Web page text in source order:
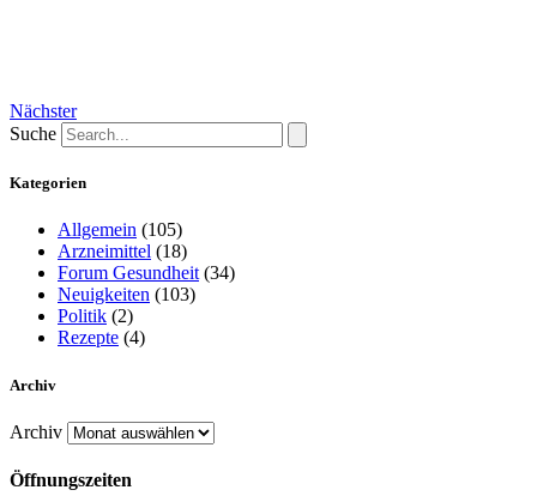
Nächster
Suche
Kategorien
Allgemein (105)
Arzneimittel (18)
Forum Gesundheit(34)
Neuigkeiten (103)
Politik (2)
Rezepte (4)
Archiv
Archiv
Öffnungszeiten